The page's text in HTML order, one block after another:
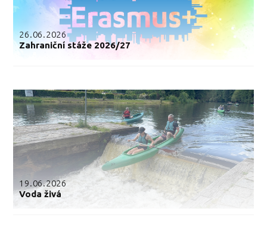
26.06.2026
Zahraniční stáže 2026/27
19.06.2026
Voda živá